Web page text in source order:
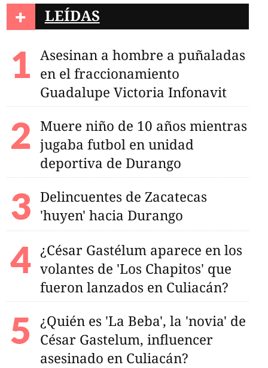
+ LEÍDAS
Asesinan a hombre a puñaladas
en el fraccionamiento
Guadalupe Victoria Infonavit
Muere niño de 10 años mientras
jugaba futbol en unidad
deportiva de Durango
Delincuentes de Zacatecas
'huyen' hacia Durango
¿César Gastélum aparece en los
volantes de 'Los Chapitos' que
fueron lanzados en Culiacán?
¿Quién es 'La Beba', la 'novia' de
César Gastelum, influencer
asesinado en Culiacán?